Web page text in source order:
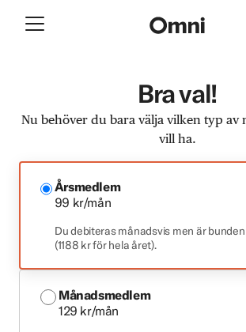
Bra val!
Nu behöver du bara välja vilken typ av
vill ha.
Årsmedlem
99 kr/mån
Du debiteras månadsvis men är
(1188 kr för hela året).
Månadsmedlem
129 kr/mån